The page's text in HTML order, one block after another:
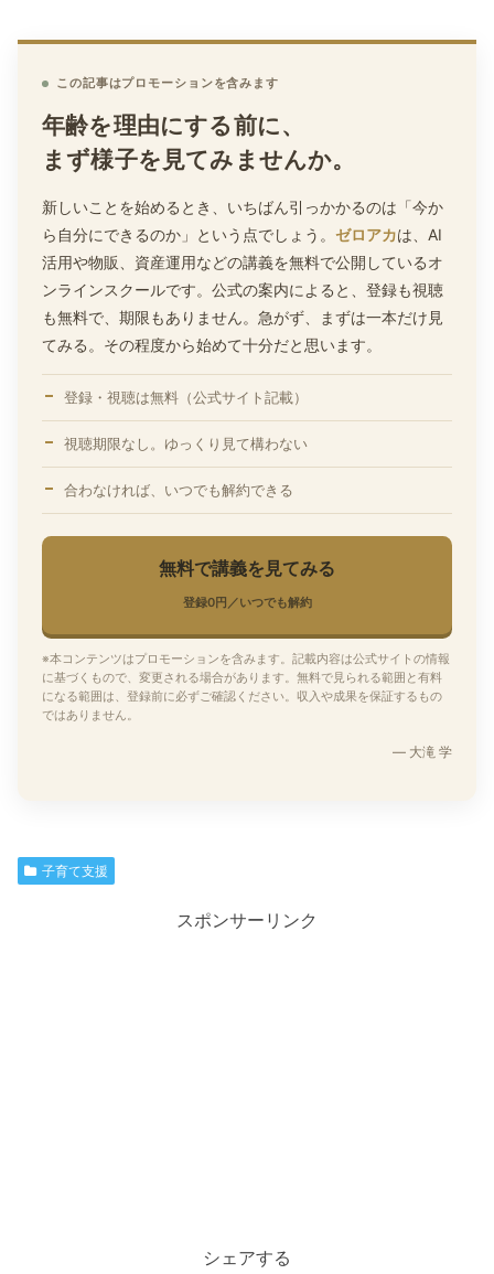
この記事はプロモーションを含みます
年齢を理由にする前に、
まず様子を見てみませんか。
新しいことを始めるとき、いちばん引っかかるのは「今か
ら自分にできるのか」という点でしょう。 ゼロアカは、AI
活用や物販、資産運用などの講義を無料で公開しているオ
ンラインスクールです。公式の案内によると、登録も視聴
も無料で、期限もありません。急がず、まずは一本だけ見
てみる。その程度から始めて十分だと思います。
登録・視聴は無料（公式サイト記載）
視聴期限なし。ゆっくり見て構わない
合わなければ、いつでも解約できる
無料で講義を見てみる
登録0円／いつでも解約
※本コンテンツはプロモーションを含みます。記載内容は公式サイトの情報
に基づくもので、変更される場合があります。無料で見られる範囲と有料
になる範囲は、登録前に必ずご確認ください。収入や成果を保証するもの
ではありません。
— 大滝 学
子育て支援
スポンサーリンク
シェアする